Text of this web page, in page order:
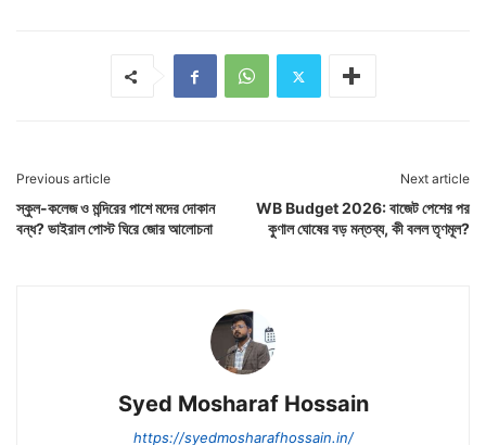
Previous article
স্কুল-কলেজ ও মন্দিরের পাশে মদের দোকান
বন্ধ? ভাইরাল পোস্ট ঘিরে জোর আলোচনা
Next article
WB Budget 2026: বাজেট পেশের পর
কুণাল ঘোষের বড় মন্তব্য, কী বলল তৃণমূল?
Syed Mosharaf Hossain
https://syedmosharafhossain.in/